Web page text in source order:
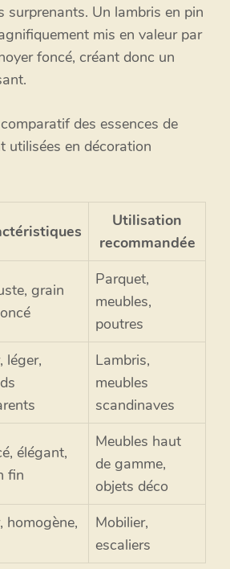
surprenants. Un lambris en pin
mis en valeur par
foncé, créant donc un
des essences de
utilisées en décoration
Utilisation
recommandée
grain
Parquet,
meubles,
poutres
léger,
Lambris,
meubles
scandinaves
élégant,
fin
Meubles haut
de gamme,
objets déco
homogène,
Mobilier,
escaliers